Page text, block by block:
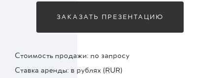
ЗАКАЗАТЬ ПРЕЗЕНТАЦИЮ
Стоимость продажи: по запросу
Ставка аренды: в рублях (RUR)